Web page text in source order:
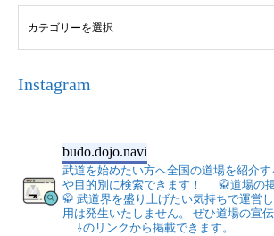
Instagram
budo.dojo.navi
武道を始めたい方へ全国の道場を紹介す
や目的別に検索できます！
🥋道場の
🥋 武道界を盛り上げたい気持ちで運営
用は発生いたしません。
ぜひ道場の宣
⇩のリンクから掲載できます。